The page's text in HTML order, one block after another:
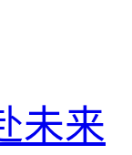
未来